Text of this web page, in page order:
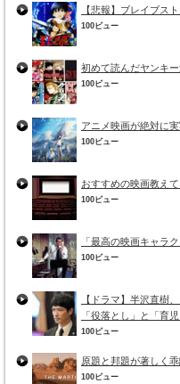
【悲報】ブレイブス
100ビュー
初めて読んだヤンキ
100ビュー
アニメ映画が絶対に
100ビュー
おすすめの映画教え
100ビュー
「最高の映画キャラ
100ビュー
【ドラマ】半沢直樹
「役落とし」と「育児
100ビュー
原題と邦題が著しく
100ビュー